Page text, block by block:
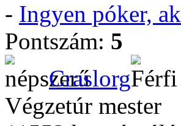
- Ingyen póker,
Pontszám: 5
Craslorg
Végzetúr mester